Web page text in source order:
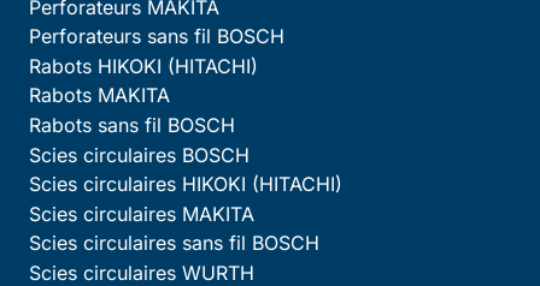
Perforateurs MAKITA
Perforateurs sans fil BOSCH
Rabots HIKOKI (HITACHI)
Rabots MAKITA
Rabots sans fil BOSCH
Scies circulaires BOSCH
Scies circulaires HIKOKI (HITACHI)
Scies circulaires MAKITA
Scies circulaires sans fil BOSCH
Scies circulaires WURTH